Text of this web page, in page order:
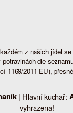
z našich jídel
potravinách dle
1169/2011 EU),
| Hlavní kuchař:
vyhrazena!